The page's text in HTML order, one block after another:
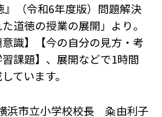
』（令和6年度版）問題解決
道徳の授業の展開」より。
意識】【今の自分の見方・考
課題】、展開などで1時間
ています。
浜市立小学校校長 粂由利子